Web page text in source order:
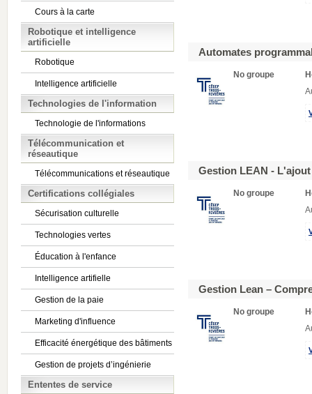
Cours à la carte
Robotique et intelligence
artificielle
Robotique
Intelligence artificielle
Technologies de l'information
Technologie de l'informations
Télécommunication et
réseautique
Télécommunications et réseautique
Certifications collégiales
Sécurisation culturelle
Technologies vertes
Éducation à l'enfance
Intelligence artifielle
Gestion de la paie
Marketing d'influence
Efficacité énergétique des bâtiments
Gestion de projets d’ingénierie
Ententes de service
Automates
No groupe
Gestion LEAN -
No groupe
Gestion Lean –
No groupe